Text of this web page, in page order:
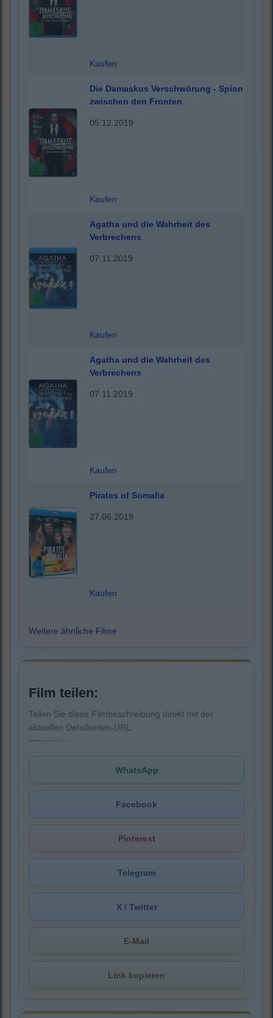
Kaufen
Die Damaskus Verschwörung - Spion
zwischen den Fronten
05.12.2019
Kaufen
Agatha und die Wahrheit des
Verbrechens
07.11.2019
Kaufen
Agatha und die Wahrheit des
Verbrechens
07.11.2019
Kaufen
Pirates of Somalia
27.06.2019
Kaufen
Weitere ähnliche Filme
Film teilen:
Teilen Sie diese Filmbeschreibung direkt mit der
aktuellen Detailseiten-URL.
WhatsApp
Facebook
Pinterest
Telegram
X / Twitter
E-Mail
Link kopieren